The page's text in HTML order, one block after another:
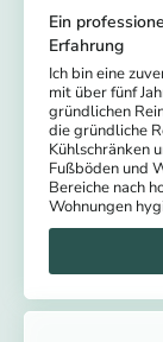
Ein
Erfahrung
Ich bin eine
mit über fünf
gründlichen
die gründliche
Kühlschränken
Fußböden und
Bereiche nach
Wohnungen